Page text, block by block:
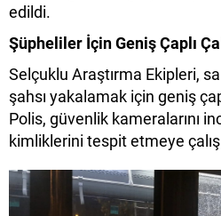
edildi.
Şüpheliler İçin Geniş Çaplı
Selçuklu Araştırma Ekipleri,
şahsı yakalamak için geniş
Polis, güvenlik kameralarını
kimliklerini tespit etmeye